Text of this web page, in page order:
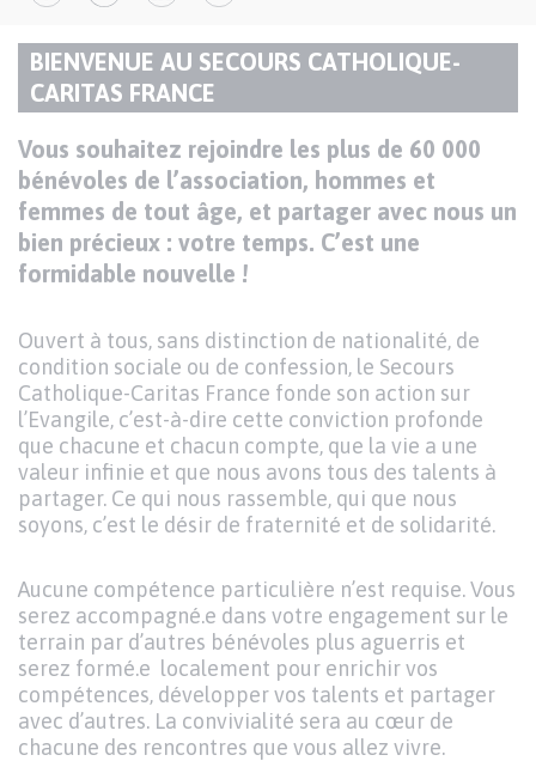
Paragraphes
de
contenu
TITRE
DU
PARAGRAPHE
BIENVENUE AU SECOURS CATHOLIQUE-
CARITAS FRANCE
Texte
Vous souhaitez rejoindre les plus de 60 000
bénévoles de l’association, hommes et
femmes de tout âge, et partager avec nous un
bien précieux : votre temps. C’est une
formidable nouvelle !
Ouvert à tous, sans distinction de nationalité, de
condition sociale ou de confession, le Secours
Catholique-Caritas France fonde son action sur
l’Evangile, c’est-à-dire cette conviction profonde
que chacune et chacun compte, que la vie a une
valeur infinie et que nous avons tous des talents à
partager. Ce qui nous rassemble, qui que nous
soyons, c’est le désir de fraternité et de solidarité.
Aucune compétence particulière n’est requise. Vous
serez accompagné.e dans votre engagement sur le
terrain par d’autres bénévoles plus aguerris et
serez formé.e localement pour enrichir vos
compétences, développer vos talents et partager
avec d’autres. La convivialité sera au cœur de
chacune des rencontres que vous allez vivre.